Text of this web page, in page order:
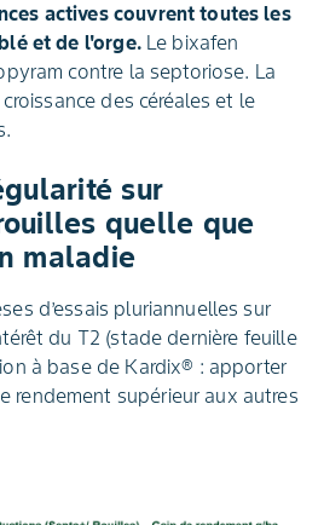
actives couvrent toutes les
et de l'orge.Le bixafen
contre la septoriose. La
des céréales et le
sur
quelle que
maladie
d’essais pluriannuelles sur
du T2 (stade dernière feuille
à base de Kardix® : apporter
rendement supérieur aux autres